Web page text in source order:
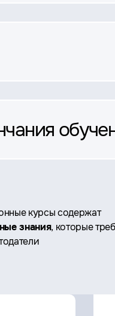
курсы содержат
знания, которые